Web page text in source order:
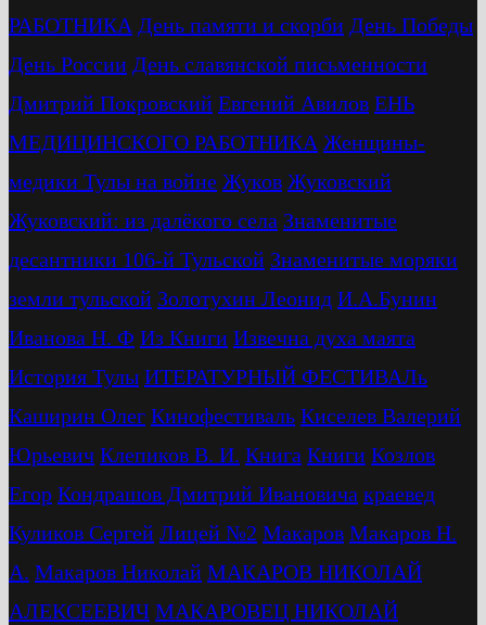
РАБОТНИКА День памяти и скорби День Победы
День России День славянской письменности
Дмитрий Покровский Евгений Авилов ЕНЬ
МЕДИЦИНСКОГО РАБОТНИКА Женщины-
медики Тулы на войне Жуков Жуковский
Жуковский: из далёкого села Знаменитые
десантники 106-й Тульской Знаменитые моряки
земли тульской Золотухин Леонид И.А.Бунин
Иванова Н. Ф Из Книги Извечна духа маята
История Тулы ИТЕРАТУРНЫЙ ФЕСТИВАЛь
Каширин Олег Кинофестиваль Киселев Валерий
Юрьевич Клепиков В. И. Книга Книги Козлов
Егор Кондрашов Дмитрий Ивановича краевед
Куликов Сергей Лицей №2 Макаров Макаров Н.
А. Макаров Николай МАКАРОВ НИКОЛАЙ
АЛЕКСЕЕВИЧ МАКАРОВЕЦ НИКОЛАЙ